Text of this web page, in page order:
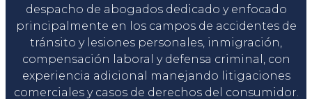
despacho de abogados dedicado y enfocado
principalmente en los campos de accidentes de
tránsito y lesiones personales, inmigración,
compensación laboral y defensa criminal, con
experiencia adicional manejando litigaciones
comerciales y casos de derechos del consumidor.